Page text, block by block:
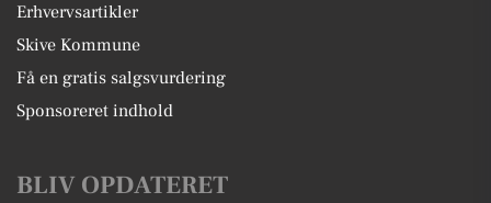
Erhvervsartikler
Skive Kommune
Få en gratis salgsvurdering
Sponsoreret indhold
BLIV OPDATERET